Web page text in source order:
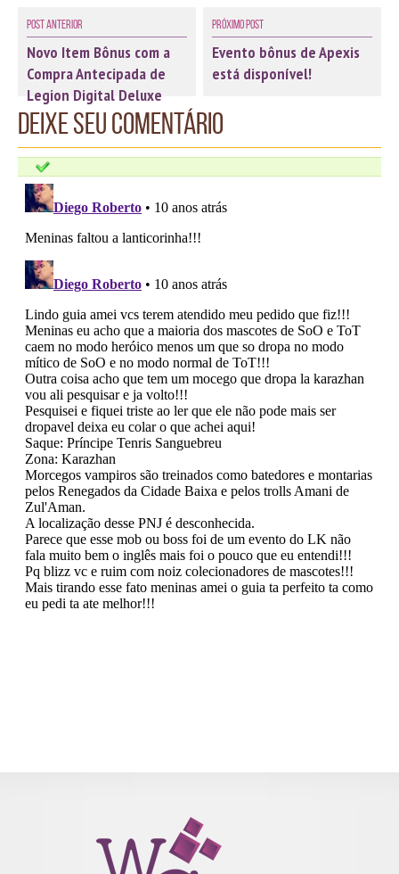
Post Anterior
Novo Item Bônus com a
Compra Antecipada de
Legion Digital Deluxe
Próximo Post
Evento bônus de Apexis
está disponível!
Deixe seu comentário